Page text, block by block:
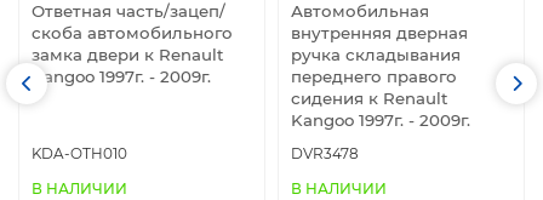
Ответная часть/зацеп/
скоба автомобильного
замка двери к Renault
Kangoo 1997г. - 2009г.
KDA-OTH010
В НАЛИЧИИ
Автомобильная
внутренняя дверная
ручка складывания
переднего правого
сидения к Renault
Kangoo 1997г. - 2009г.
DVR3478
В НАЛИЧИИ